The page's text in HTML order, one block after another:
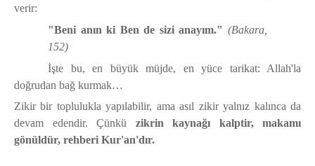
verir:
"Beni anın ki Ben de sizi anayım." (Bakara,
152)
İşte bu, en büyük müjde, en yüce tarikat: Allah'la
doğrudan bağ kurmak…
Zikir bir toplulukla yapılabilir, ama asıl zikir yalnız kalınca da
devam edendir. Çünkü zikrin kaynağı kalptir, makamı
gönüldür, rehberi Kur'an'dır.